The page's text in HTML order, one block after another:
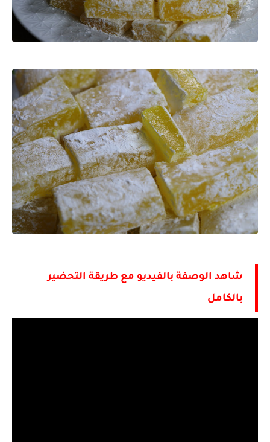
شاهد الوصفة بالفيديو مع طريقة التحضير
بالكامل